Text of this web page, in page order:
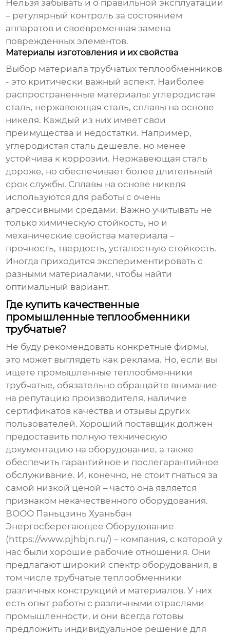
Нельзя забывать и о правильной эксплуатации
– регулярный контроль за состоянием
аппаратов и своевременная замена
поврежденных элементов.
Материалы изготовления и их свойства
Выбор материалатрубчатых теплообменников
- это критически важный аспект. Наиболее
распространенные материалы: углеродистая
сталь, нержавеющая сталь, сплавы на основе
никеля. Каждый из них имеет свои
преимущества и недостатки. Например,
углеродистая сталь дешевле, но менее
устойчива к коррозии. Нержавеющая сталь
дороже, но обеспечивает более длительный
срок службы. Сплавы на основе никеля
используются для работы с очень
агрессивными средами. Важно учитывать не
только химическую стойкость, но и
механические свойства материала –
прочность, твердость, усталостную стойкость.
Иногда приходится экспериментировать с
разными материалами, чтобы найти
оптимальный вариант.
Где купить качественные
промышленные теплообменники
трубчатые?
Не буду рекомендовать конкретные фирмы,
это может выглядеть как реклама. Но, если вы
ищете промышленные теплообменники
трубчатые, обязательно обращайте внимание
на репутацию производителя, наличие
сертификатов качества и отзывы других
пользователей. Хороший поставщик должен
предоставить полную техническую
документацию на оборудование, а также
обеспечить гарантийное и послегарантийное
обслуживание. И, конечно, не стоит гнаться за
самой низкой ценой – часто она является
признаком некачественного оборудования.
ВООО Паньцзинь Хуаньбан
Энергосберегающее Оборудование
(https://www.pjhbjn.ru/) – компания, с которой у
нас были хорошие рабочие отношения. Они
предлагают широкий спектр оборудования, в
том числетрубчатые теплообменники
различных конструкций и материалов. У них
есть опыт работы с различными отраслями
промышленности, и они всегда готовы
предложить индивидуальное решение для